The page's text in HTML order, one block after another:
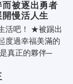
被逐出勇者
慢活人生
活吧！ ★被踢出
度過幸福美滿的
真正的夥伴─
，被踢出了勇..